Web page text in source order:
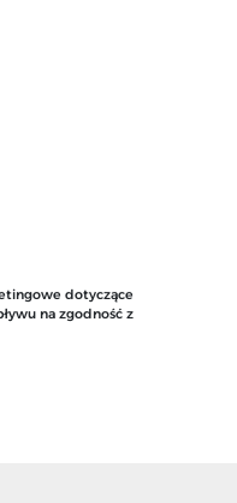
dotyczące
na zgodność z